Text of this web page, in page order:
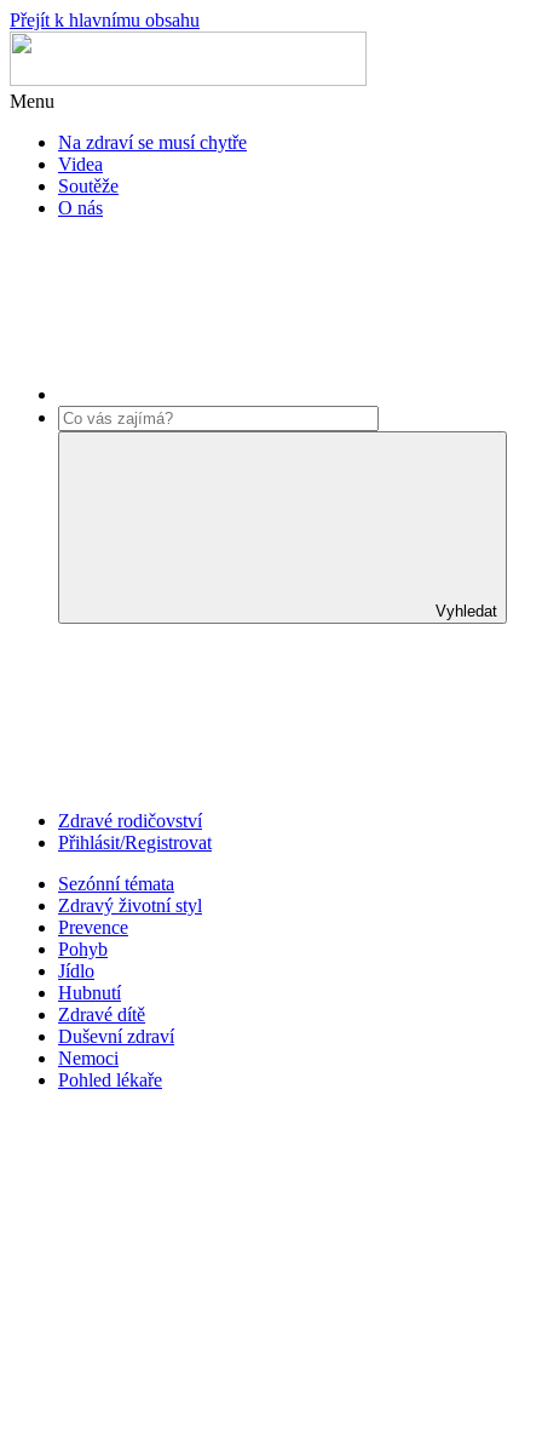
Přejít k hlavnímu obsahu
Menu
Na zdraví se musí chytře
Videa
Soutěže
O nás
Vyhledat
Zdravé rodičovství
Přihlásit/Registrovat
Sezónní témata
Zdravý životní styl
Prevence
Pohyb
Jídlo
Hubnutí
Zdravé dítě
Duševní zdraví
Nemoci
Pohled lékaře